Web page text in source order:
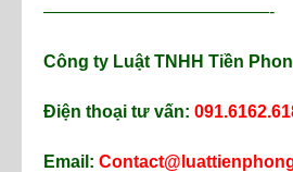
—————————————-
Công ty Luật TNHH Tiền
Điện thoại tư vấn:
Email: